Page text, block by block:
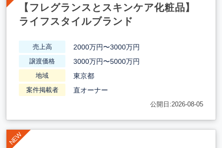
【フレグランスとスキンケア化粧品】
ライフスタイルブランド
売上高 2000万円〜3000万円
譲渡価格 3000万円〜5000万円
地域 東京都
案件掲載者 直オーナー
公開日:2026-08-05